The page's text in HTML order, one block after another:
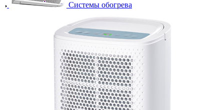
Системы обогрева